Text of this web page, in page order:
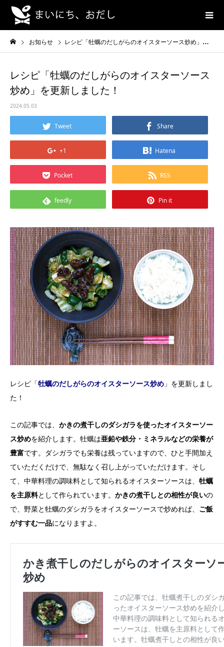
お知らせ レシピ「牡蠣のだしがらのオイスターソース炒め」を更新しました！
レシピ「牡蠣のだしがらのオイスターソース
炒め」を更新しました！
2024.05.03
Tweet Share
+1 Hatena
Pocket RSS
feedly Pin it
レシピ「牡蠣のだしがらのオイスターソース炒め 」を更新しまし
た！
この記事では、 かきの煮干しのダシガラを使ったオイスターソー
ス炒めを紹介します。牡蠣は亜鉛や鉄分・ミネラルなどの栄養が
豊富です。ダシガラでも栄養は残っていますので、ひと手間加え
ていただくだけで、無駄なく召し上がっていただけます。そし
て、中華料理の調味料として知られるオイスターソースは、 牡蠣
を主原料として作られています。 かきの煮干しとの相性が良いの
で、野菜と牡蠣のダシガラをオイスターソースで炒めれば、 ご飯
がすすむ一品になりますよ。